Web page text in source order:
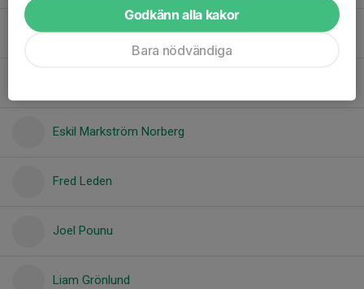
Emil Berglund
Eskil Markström Norberg
Fred Leden
Joel Pounu
Liam Grönlund
Godkänn alla kakor
Bara nödvändiga